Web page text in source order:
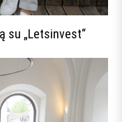
su „Letsinvest“